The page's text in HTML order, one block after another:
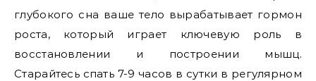
глубокого сна ваше тело вырабатывает гормон
роста, который играет ключевую роль в
восстановлении и построении мышц.
Старайтесь спать 7-9 часов в сутки в регулярном